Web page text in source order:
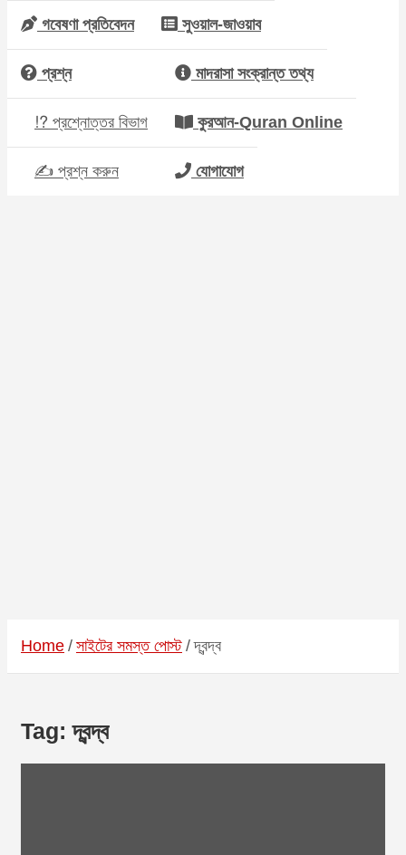
গবেষণা প্রতিবেদন সুওয়াল-জাওয়াব
প্রশ্ন
⁉ প্রশ্নোত্তর বিভাগ
✍ প্রশ্ন করুন
মাদরাসা সংক্রান্ত তথ্য
কুরআন-Quran Online
যোগাযোগ
Home সাইটের সমস্ত পোস্ট দ্বন্দ্ব
Tag:দ্বন্দ্ব